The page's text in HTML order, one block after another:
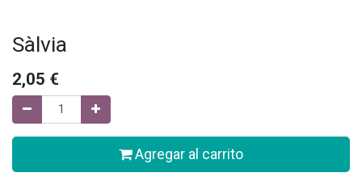
Sàlvia
2,05 €
Agregar al carrito